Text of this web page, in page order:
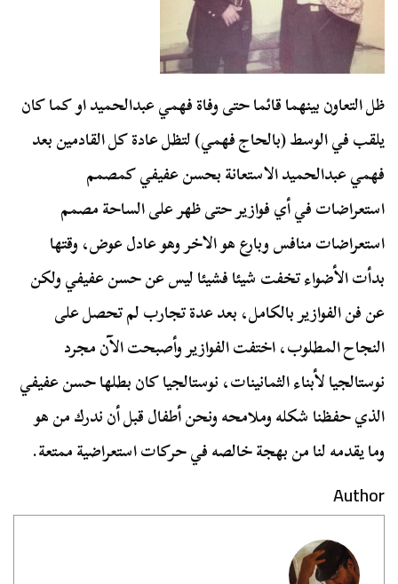
ظل التعاون بينهما قائما حتى وفاة فهمي عبدالحميد او كما كان
يلقب في الوسط (بالحاج فهمي) لتظل عادة كل القادمين بعد
فهمي عبدالحميد الاستعانة بحسن عفيفي كمصمم
استعراضات في أي فوازير حتى ظهر على الساحة مصمم
استعراضات منافس وبارع هو الاخر وهو عادل عوض، وقتها
بدأت الأضواء تخفت شيئا فشيئا ليس عن حسن عفيفي ولكن
عن فن الفوازير بالكامل، بعد عدة تجارب لم تحصل على
النجاح المطلوب، اختفت الفوازير وأصبحت الآن مجرد
نوستالجيا لأبناء الثمانينات، نوستالجيا كان بطلها حسن عفيفي
الذي حفظنا شكله وملامحه ونحن أطفال قبل أن ندرك من هو
وما يقدمه لنا من بهجة خالصه في حركات استعراضية ممتعة.
Author